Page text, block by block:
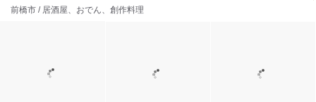
前橋市 / 居酒屋、おでん、創作料理